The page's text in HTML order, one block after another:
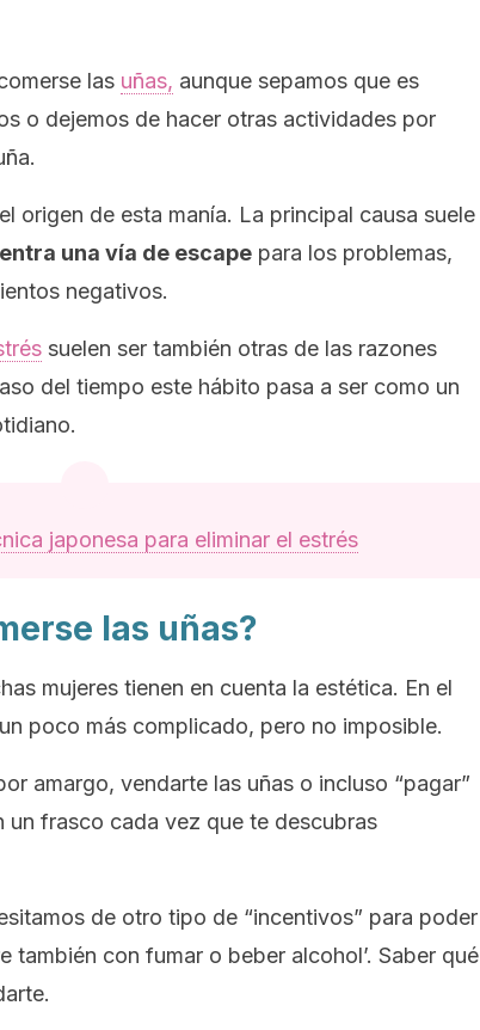
las uñas, aunque sepamos que es
o dejemos de hacer otras actividades por
origen de esta manía. La principal causa suele
una vía de escape para los problemas,
negativos.
suelen ser también otras de las razones
del tiempo este hábito pasa a ser como un
japonesa para eliminar el estrés
las uñas?
mujeres tienen en cuenta la estética. En el
poco más complicado, pero no imposible.
amargo, vendarte las uñas o incluso “pagar”
un frasco cada vez que te descubras
de otro tipo de “incentivos” para poder
también con fumar o beber alcohol’. Saber qué